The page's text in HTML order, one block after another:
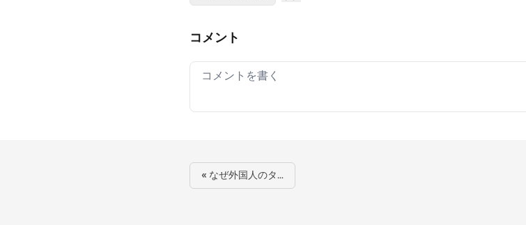
コメント
Your comment
« なぜ外国人のタ…